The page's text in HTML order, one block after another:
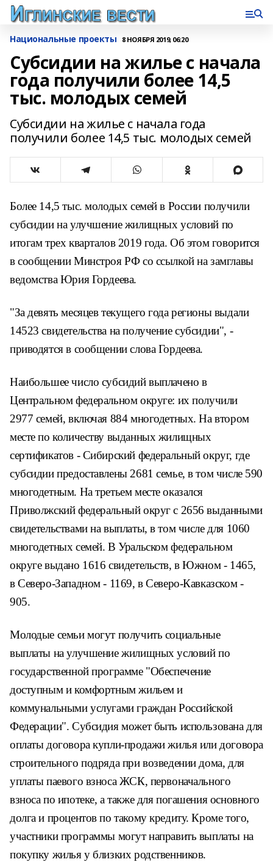
Национальные проекты 8 НОЯБРЯ 2019, 06:20
Субсидии на жилье с начала
года получили более 14,5
тыс. молодых семей
Субсидии на жилье с начала года
получили более 14,5 тыс. молодых семей
Более 14,5 тыс. молодых семей в России получили
субсидии на улучшение жилищных условий по
итогам трех кварталов 2019 года. Об этом говорится
в сообщении Минстроя РФ со ссылкой на замглавы
ведомства Юрия Гордеева.
"За девять месяцев текущего года регионы выдали
14523 свидетельства на получение субсидии", -
приводятся в сообщении слова Гордеева.
Наибольшее число субсидий выплачено в
Центральном федеральном округе: их получили
2977 семей, включая 884 многодетных. На втором
месте по количеству выданных жилищных
сертификатов - Сибирский федеральный округ, где
субсидии предоставлены 2681 семье, в том числе 590
многодетным. На третьем месте оказался
Приволжский федеральный округ с 2656 выданными
свидетельствами на выплаты, в том числе для 1060
многодетных семей. В Уральском федеральном
округе выдано 1616 свидетельств, в Южном - 1465,
в Северо-Западном - 1169, в Северо-Кавказском -
905.
Молодые семьи могут получить социальные
выплаты на улучшение жилищных условий по
государственной программе "Обеспечение
доступным и комфортным жильем и
коммунальными услугами граждан Российской
Федерации". Субсидия может быть использована для
оплаты договора купли-продажи жилья или договора
строительного подряда при возведении дома, для
уплаты паевого взноса ЖСК, первоначального
взноса по ипотеке, а также для погашения основного
долга и процентов по такому кредиту. Кроме того,
участники программы могут направить выплаты на
покупку жилья у близких родственников.